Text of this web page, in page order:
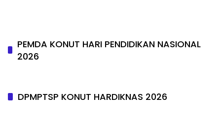
PEMDA KONUT HARI PENDIDIKAN NASIONAL
2026
DPMPTSP KONUT HARDIKNAS 2026